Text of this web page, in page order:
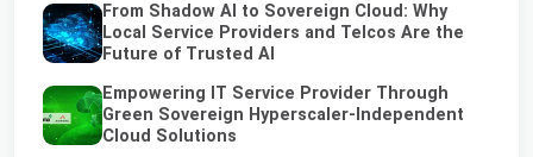
From Shadow AI to Sovereign Cloud: Why
Local Service Providers and Telcos Are the
Future of Trusted AI
Empowering IT Service Provider Through
Green Sovereign Hyperscaler-Independent
Cloud Solutions